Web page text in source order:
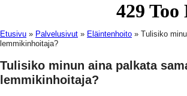
Etusivu » Palvelusivut » Eläintenhoito » Tulisiko
lemmikinhoitaja?
Tulisiko minun aina palkata
lemmikinhoitaja?